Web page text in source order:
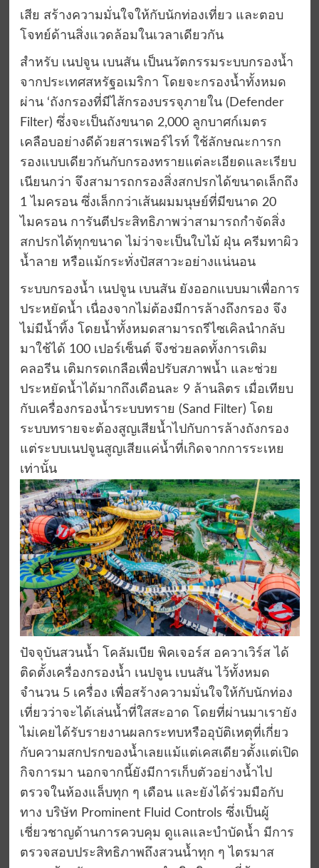
เสีย สร้างความมั่นใจให้กับนักท่องเที่ยว และตอบ
โจทย์ด้านสิ่งแวดล้อมในเวลาเดียวกัน
สำหรับ เนปจูน เบนสัน เป็นนวัตกรรมระบบกรองน้ำ
จากประเทศสหรัฐอเมริกา โดยจะกรองน้ำทั้งหมด
ผ่าน ‘ถังกรองที่มีไส้กรองบรรจุภายใน (Defender
Filter) ซึ่งจะเป็นถังขนาด 2,000 ลูกบาศก์เมตร
เคลือบอย่างดีด้วยสารเพอร์ไรท์ ใช้ลักษณะการก
รองแบบเดียวกันกับกรองทรายแต่ละเอียดและเรียบ
เนียนกว่า จึงสามารถกรองสิ่งสกปรกได้ขนาดเล็กถึง
1 ไมครอน ซึ่งเล็กกว่าเส้นผมมนุษย์ที่มีขนาด 20
ไมครอน การันตีประสิทธิภาพว่าสามารถกำจัดสิ่ง
สกปรกได้ทุกขนาด ไม่ว่าจะเป็นใบไม้ ฝุ่น ครีมทาผิว
น้ำลาย หรือแม้กระทั่งปัสสาวะอย่างแน่นอน
ระบบกรองน้ำ เนปจูน เบนสัน ยังออกแบบมาเพื่อการ
ประหยัดน้ำ เนื่องจากไม่ต้องมีการล้างถึงกรอง จึง
ไม่มีน้ำทิ้ง โดยน้ำทั้งหมดสามารถรีไซเคิลนำกลับ
มาใช้ได้ 100 เปอร์เซ็นต์ จึงช่วยลดทั้งการเติม
คลอรีน เติมกรดเกลือเพื่อปรับสภาพน้ำ และช่วย
ประหยัดน้ำได้มากถึงเดือนละ 9 ล้านลิตร เมื่อเทียบ
กับเครื่องกรองน้ำระบบทราย (Sand Filter) โดย
ระบบทรายจะต้องสูญเสียน้ำไปกับการล้างถังกรอง
แต่ระบบเนปจูนสูญเสียแค่น้ำที่เกิดจากการระเหย
เท่านั้น
ปัจจุบันสวนน้ำ โคลัมเบีย พิคเจอร์ส อควาเวิร์ส ได้
ติดตั้งเครื่องกรองน้ำ เนปจูน เบนสัน ไว้ทั้งหมด
จำนวน 5 เครื่อง เพื่อสร้างความมั่นใจให้กับนักท่อง
เที่ยวว่าจะได้เล่นน้ำที่ใสสะอาด โดยที่ผ่านมาเรายัง
ไม่เคยได้รับรายงานผลกระทบหรืออุบัติเหตุที่เกี่ยว
กับความสกปรกของน้ำเลยแม้แต่เคสเดียวตั้งแต่เปิด
กิจการมา นอกจากนี้ยังมีการเก็บตัวอย่างน้ำไป
ตรวจในห้องแล็บทุก ๆ เดือน และยังได้ร่วมมือกับ
ทาง บริษัท Prominent Fluid Controls ซึ่งเป็นผู้
เชี่ยวชาญด้านการควบคุม ดูแลและบำบัดน้ำ มีการ
ตรวจสอบประสิทธิภาพถึงสวนน้ำทุก ๆ ไตรมาส